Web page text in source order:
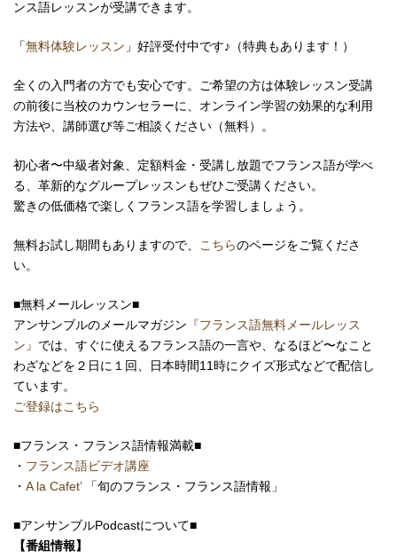
ンス語レッスンが受講できます。
「無料体験レッスン 」好評受付中です♪（特典もあります！）
全くの入門者の方でも安心です。ご希望の方は体験レッスン受講
の前後に当校のカウンセラーに、オンライン学習の効果的な利用
方法や、講師選び等ご相談ください（無料）。
初心者〜中級者対象、定額料金・受講し放題でフランス語が学べ
る、革新的なグループレッスンもぜひご受講ください。
驚きの低価格で楽しくフランス語を学習しましょう。
無料お試し期間もありますので、 こちらのページをご覧くださ
い。
■無料メールレッスン■
アンサンブルのメールマガジン 『フランス語無料メールレッス
ン』 では、すぐに使えるフランス語の一言や、なるほど〜なこと
わざなどを２日に１回、日本時間11時にクイズ形式などで配信し
ています。
ご登録はこちら
■フランス・フランス語情報満載■
・ フランス語ビデオ講座
・ A la Cafet’「旬のフランス・フランス語情報」
■アンサンブルPodcastについて■
【番組情報】